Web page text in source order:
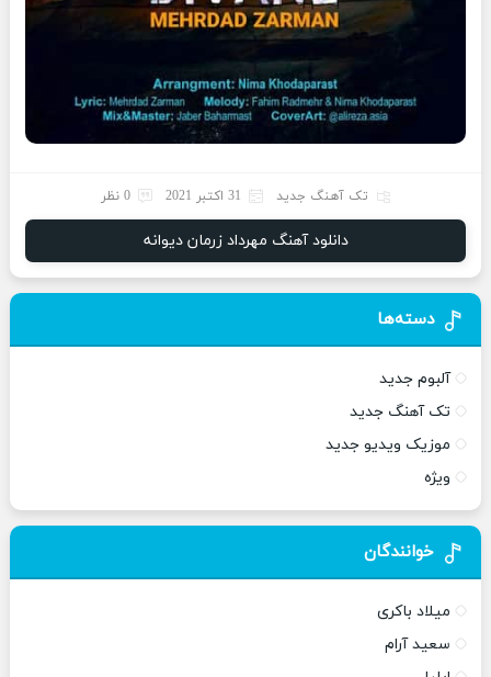
تک آهنگ جدید 31 اکتبر 2021 0 نظر
دانلود آهنگ مهرداد زرمان دیوانه
دسته‌ها
آلبوم جدید
تک آهنگ جدید
موزیک ویدیو جدید
ویژه
خوانندگان
میلاد باکری
سعید آرام